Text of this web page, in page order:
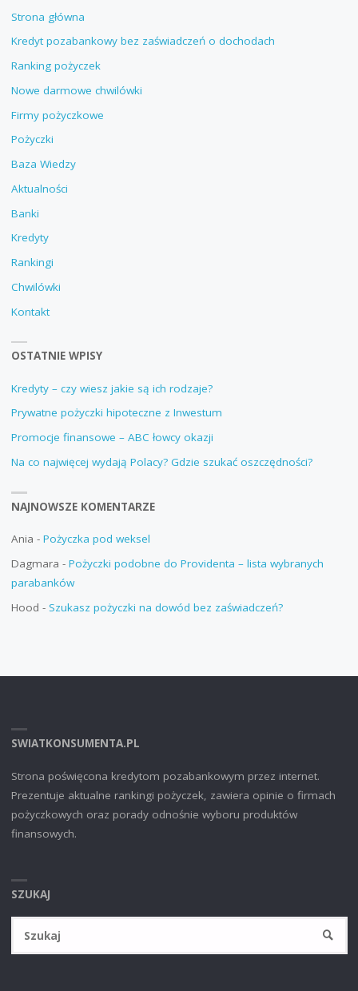
Strona główna
Kredyt pozabankowy bez zaświadczeń o dochodach
Ranking pożyczek
Nowe darmowe chwilówki
Firmy pożyczkowe
Pożyczki
Baza Wiedzy
Aktualności
Banki
Kredyty
Rankingi
Chwilówki
Kontakt
OSTATNIE WPISY
Kredyty – czy wiesz jakie są ich rodzaje?
Prywatne pożyczki hipoteczne z Inwestum
Promocje finansowe – ABC łowcy okazji
Na co najwięcej wydają Polacy? Gdzie szukać oszczędności?
NAJNOWSZE KOMENTARZE
Ania - Pożyczka pod weksel
Dagmara - Pożyczki podobne do Providenta – lista wybranych
parabanków
Hood - Szukasz pożyczki na dowód bez zaświadczeń?
SWIATKONSUMENTA.PL
Strona poświęcona kredytom pozabankowym przez internet.
Prezentuje aktualne rankingi pożyczek, zawiera opinie o firmach
pożyczkowych oraz porady odnośnie wyboru produktów
finansowych.
SZUKAJ